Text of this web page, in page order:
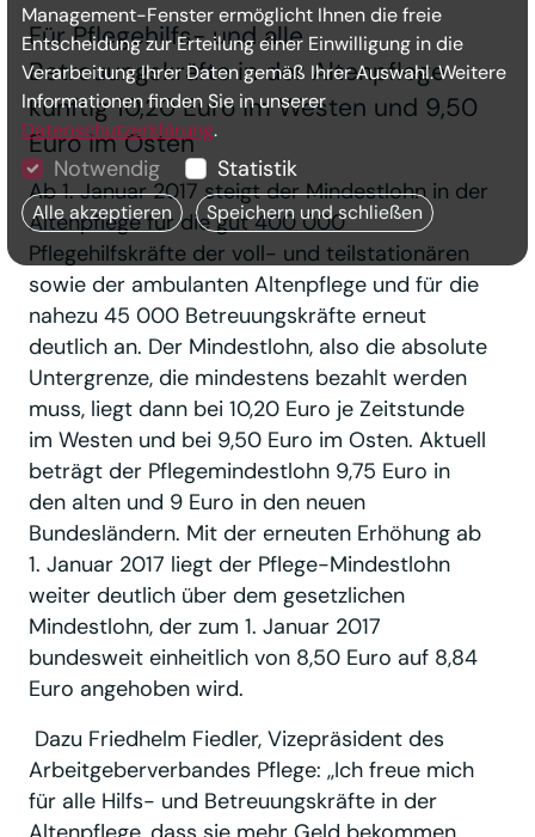
Für Pflegehilfs- und alle
Betreuungskräfte in der Altenpflege
künftig 10,20 Euro im Westen und 9,50
Euro im Osten
Ab 1. Januar 2017 steigt der Mindestlohn in der
Altenpflege für die gut 400 000
Pflegehilfskräfte der voll- und teilstationären
sowie der ambulanten Altenpflege und für die
nahezu 45 000 Betreuungskräfte erneut
deutlich an. Der Mindestlohn, also die absolute
Untergrenze, die mindestens bezahlt werden
muss, liegt dann bei 10,20 Euro je Zeitstunde
im Westen und bei 9,50 Euro im Osten. Aktuell
beträgt der Pflegemindestlohn 9,75 Euro in
den alten und 9 Euro in den neuen
Bundesländern. Mit der erneuten Erhöhung ab
1. Januar 2017 liegt der Pflege-Mindestlohn
weiter deutlich über dem gesetzlichen
Mindestlohn, der zum 1. Januar 2017
bundesweit einheitlich von 8,50 Euro auf 8,84
Euro angehoben wird.
Dazu Friedhelm Fiedler, Vizepräsident des
Arbeitgeberverbandes Pflege: ,,Ich freue mich
für alle Hilfs- und Betreuungskräfte in der
Management-Fenster ermöglicht Ihnen die freie
Entscheidung zur Erteilung einer Einwilligung in die
Verarbeitung Ihrer Daten gemäß Ihrer Auswahl. Weitere
Informationen finden Sie in unserer
Datenschutzerklärung.
Notwendig Statistik
Alle akzeptieren Speichern und schließen